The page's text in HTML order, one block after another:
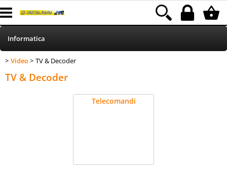
Categoria: Informatica
HOME
Informatica
Video TV & Decoder
TV & Decoder
Telecomandi